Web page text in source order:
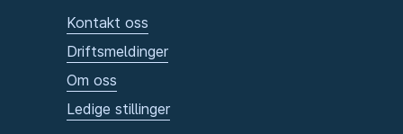
Kontakt oss
Driftsmeldinger
Om oss
Ledige stillinger